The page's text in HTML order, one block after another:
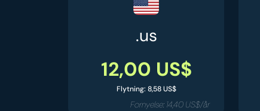
.us
12,00 US$
Flytning: 8,58 US$
Fornyelse: 14,40 US$/år